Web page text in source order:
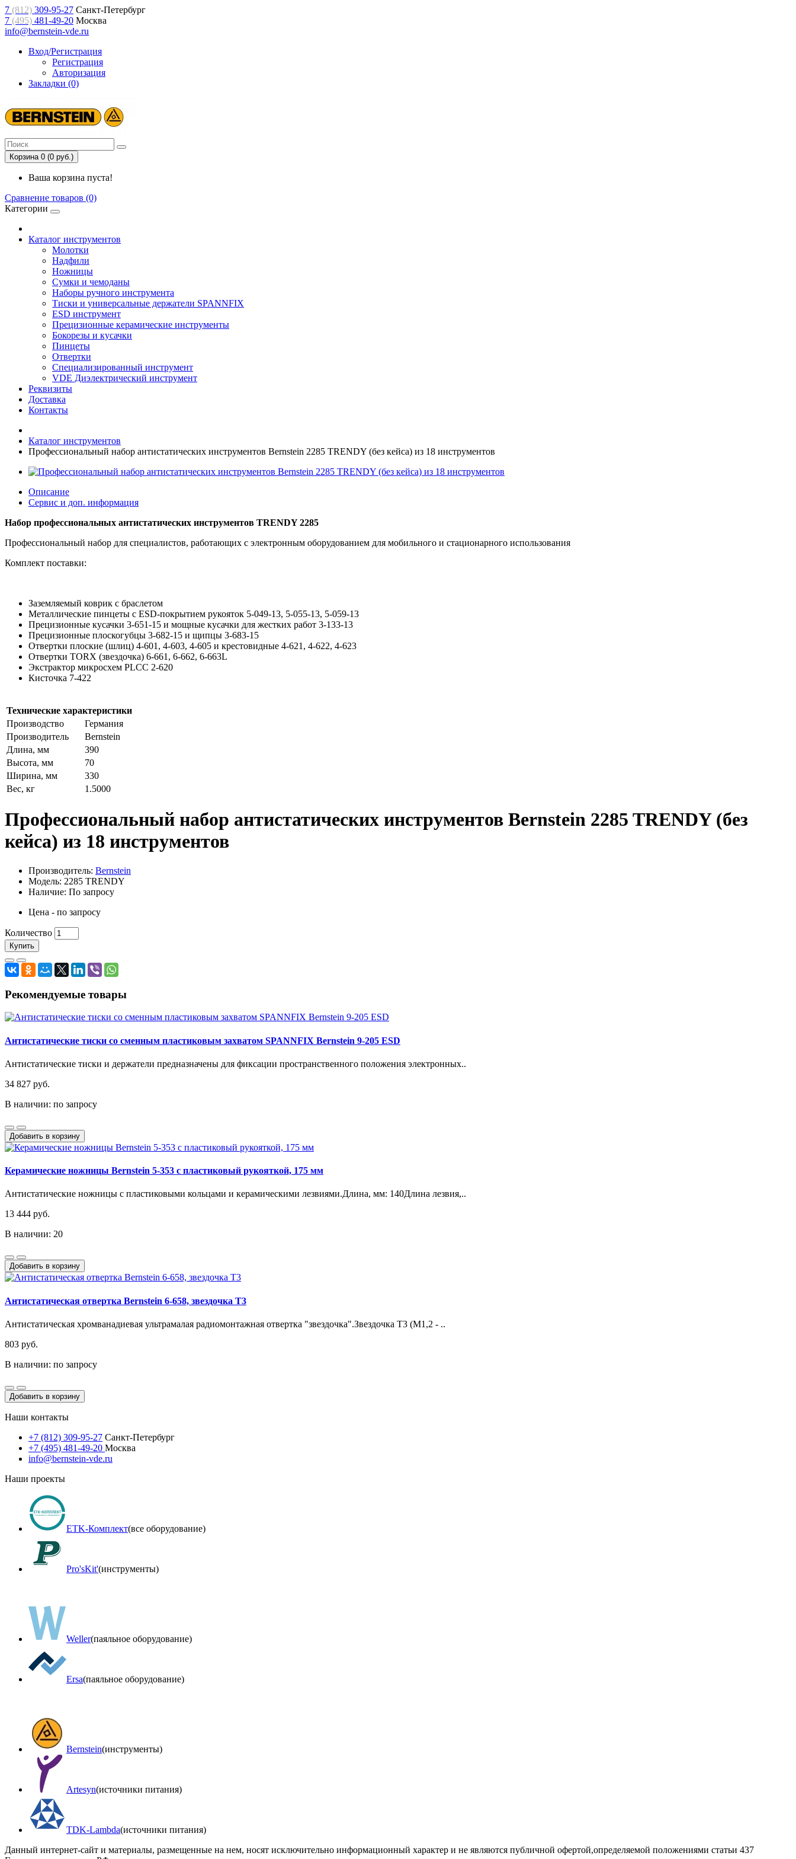
7 (812) 309-95-27 Санкт-Петербург
7 (495) 481-49-20 Москва
info@bernstein-vde.ru
Вход/Регистрация
Регистрация
Авторизация
Закладки (0)
Корзина 0 (0 руб.)
Ваша корзина пуста!
Сравнение товаров (0)
Категории
Каталог инструментов
Молотки
Надфили
Ножницы
Сумки и чемоданы
Наборы ручного инструмента
Тиски и универсальные держатели SPANNFIX
ESD инструмент
Прецизионные керамические инструменты
Бокорезы и кусачки
Пинцеты
Отвертки
Специализированный инструмент
VDE Диэлектрический инструмент
Реквизиты
Доставка
Контакты
Каталог инструментов
Профессиональный набор антистатических инструментов Bernstein 2285 TRENDY (без кейса) из 18 инструментов
Описание
Сервис и доп. информация
Набор профессиональных антистатических инструментов TRENDY 2285
Профессиональный набор для специалистов, работающих с электронным оборудованием для мобильного и стационарного использования
Комплект поставки:
Заземляемый коврик с браслетом
Металлические пинцеты с ESD-покрытием рукояток 5-049-13, 5-055-13, 5-059-13
Прецизионные кусачки 3-651-15 и мощные кусачки для жестких работ 3-133-13
Прецизионные плоскогубцы 3-682-15 и щипцы 3-683-15
Отвертки плоские (шлиц) 4-601, 4-603, 4-605 и крестовидные 4-621, 4-622, 4-623
Отвертки TORX (звездочка) 6-661, 6-662, 6-663L
Экстрактор микросхем PLCC 2-620
Кисточка 7-422
Технические характеристики
Производство
Германия
Производитель
Bernstein
Длина, мм
390
Высота, мм
70
Ширина, мм
330
Вес, кг
1.5000
Профессиональный набор антистатических инструментов Bernstein 2285 TRENDY (без
кейса) из 18 инструментов
Производитель: Bernstein
Модель: 2285 TRENDY
Наличие: По запросу
Цена - по запросу
Количество
Купить
Рекомендуемые товары
Антистатические тиски со сменным пластиковым захватом SPANNFIX Bernstein 9-205 ESD
Антистатические тиски и держатели предназначены для фиксации пространственного положения электронных..
34 827 руб.
В наличии: по запросу
Добавить в корзину
Керамические ножницы Bernstein 5-353 с пластиковый рукояткой, 175 мм
Антистатические ножницы с пластиковыми кольцами и керамическими лезвиями.Длина, мм: 140Длина лезвия,..
13 444 руб.
В наличии: 20
Добавить в корзину
Антистатическая отвертка Bernstein 6-658, звездочка Т3
Антистатическая хромванадиевая ультрамалая радиомонтажная отвертка "звездочка".Звездочка T3 (M1,2 - ..
803 руб.
В наличии: по запросу
Добавить в корзину
Наши контакты
+7 (812) 309-95-27 Санкт-Петербург
+7 (495) 481-49-20 Москва
info@bernstein-vde.ru
Наши проекты
ETK-Комплект(все оборудование)
Pro'sKit'(инструменты)
Weller(паяльное оборудование)
Ersa(паяльное оборудование)
Bernstein(инструменты)
Artesyn(источники питания)
TDK-Lambda(источники питания)
Данный интернет-сайт и материалы, размещенные на нем, носят исключительно информационный характер и не являются публичной офертой,определяемой положениями статьи 437